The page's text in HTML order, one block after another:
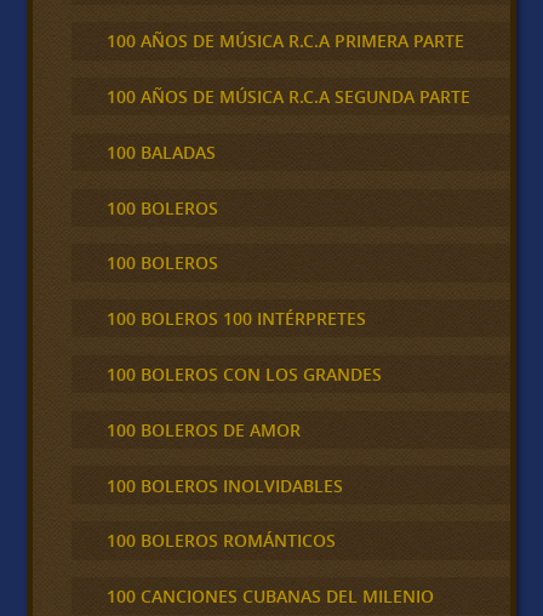
100 AÑOS DE MÚSICA R.C.A PRIMERA PARTE
100 AÑOS DE MÚSICA R.C.A SEGUNDA PARTE
100 BALADAS
100 BOLEROS
100 BOLEROS
100 BOLEROS 100 INTÉRPRETES
100 BOLEROS CON LOS GRANDES
100 BOLEROS DE AMOR
100 BOLEROS INOLVIDABLES
100 BOLEROS ROMÁNTICOS
100 CANCIONES CUBANAS DEL MILENIO